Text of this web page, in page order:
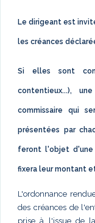
Le dirigeant est
les créances
Si elles sont
contentieux...),
commissaire qui
présentées par
feront l'objet d'une
fixera leur montant
L'ordonnance
des créances de
prise à l'issue de